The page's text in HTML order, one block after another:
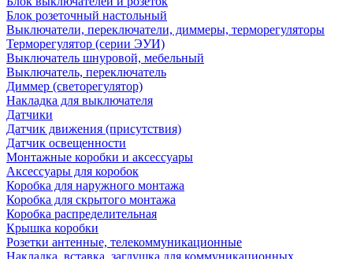
Блок розеточный настольный
Выключатели, переключатели, диммеры, терморегуляторы
Терморегулятор (серии ЭУИ)
Выключатель шнуровой, мебельный
Выключатель, переключатель
Диммер (светорегулятор)
Накладка для выключателя
Датчики
Датчик движения (присутствия)
Датчик освещенности
Монтажные коробки и аксессуары
Аксессуары для коробок
Коробка для наружного монтажа
Коробка для скрытого монтажа
Коробка распределительная
Крышка коробки
Розетки антенные, телекоммуникационные
Накладка, вставка, заглушка для коммуникационных